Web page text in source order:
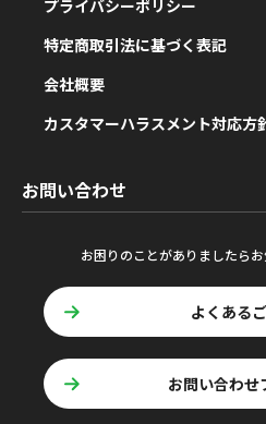
プライバシーポリシー
特定商取引法に基づく表記
会社概要
カスタマーハラスメント対応方
お問い合わせ
お困りのことがありましたらお
よくある
お問い合わせ